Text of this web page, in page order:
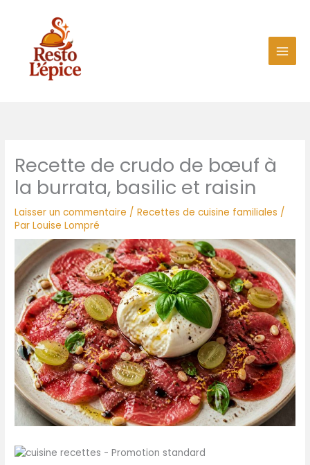
Recette de crudo de bœuf à
la burrata, basilic et raisin
Laisser un commentaire /Recettes de cuisine familiales /
ParLouise Lompré